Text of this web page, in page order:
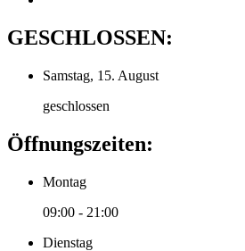
GESCHLOSSEN:
Samstag, 15. August
geschlossen
Öffnungszeiten:
Montag
09:00 - 21:00
Dienstag